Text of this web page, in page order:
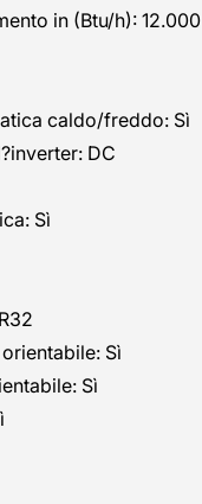
in (Btu/h): 12.000
caldo/freddo: Sì
DC
Sì
Sì
Sì